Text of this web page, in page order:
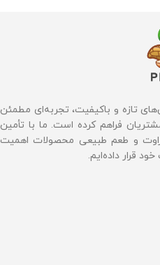
تازه و باکیفیت، تجربه‌ای مطمئن
فراهم کرده است. ما با تأمین
و طعم طبیعی محصولات اهمیت
قرار داده‌ایم.